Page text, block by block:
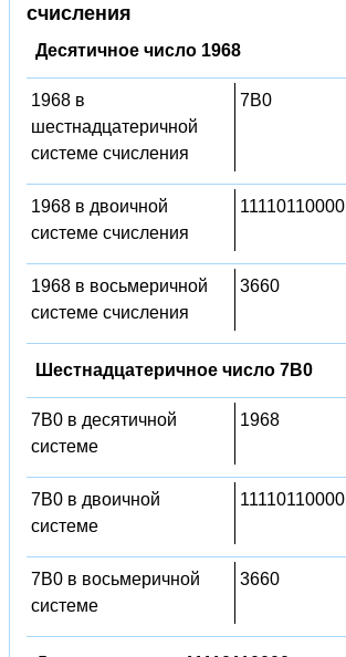
счисления
Десятичное число 1968
1968 в
шестнадцатеричной
системе счисления
7B0
1968 в двоичной
системе счисления
11110110000
1968 в восьмеричной
системе счисления
3660
Шестнадцатеричное число 7B0
7B0 в десятичной
системе
1968
7B0 в двоичной
системе
11110110000
7B0 в восьмеричной
системе
3660